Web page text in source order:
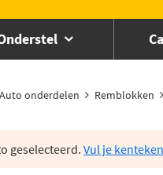
Auto onderdelen Remblokken
geselecteerd. Vul je